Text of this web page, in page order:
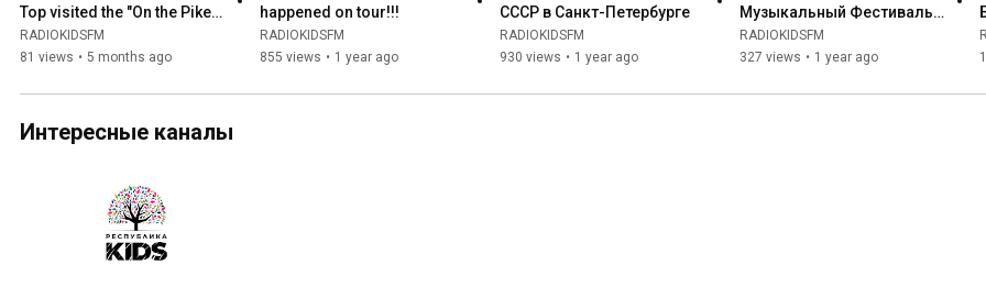
Top visited the "On the Pike"
children's football league.
vk.com/ontopju...
RADIOKIDSFM
81 views • 5 months ago
happened on tour!!!
RADIOKIDSFM
855 views • 1 year ago
СССР в Санкт-Петербурге
RADIOKIDSFM
930 views • 1 year ago
Музыкальный Фестиваль
Зимы 2025 SnowParty2025
RADIOKIDSFM
327 views • 1 year ago
Интересные каналы